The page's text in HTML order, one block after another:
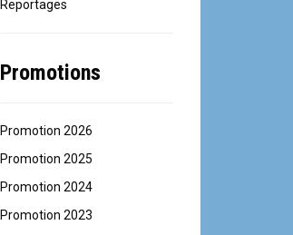
Reportages
Promotions
Promotion 2026
Promotion 2025
Promotion 2024
Promotion 2023